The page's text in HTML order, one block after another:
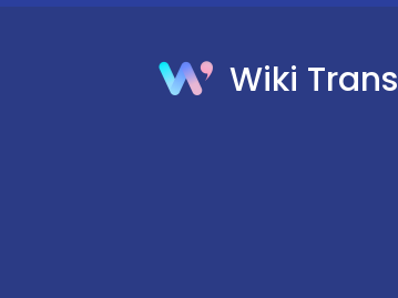
Wiki Trans